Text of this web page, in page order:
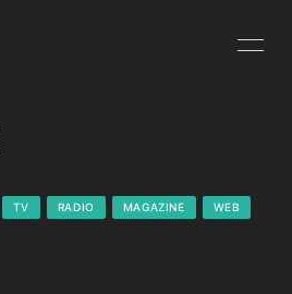
DISCOGRAPHY
TV RADIO MAGAZINE WEB